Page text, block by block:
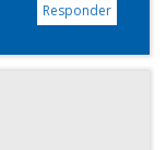
Responder